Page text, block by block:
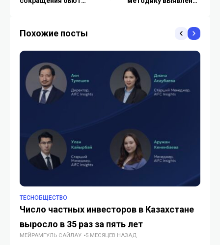
Похожие посты
TECHОБЩЕСТВО
Число частных инвесторов в Казахстане
выросло в 35 раз за пять лет
МЕЙРАМГУЛЬ САЙЛАУ 5 МЕСЯЦЕВ НАЗАД